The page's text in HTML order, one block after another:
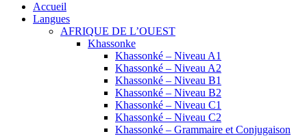
Accueil
Langues
AFRIQUE DE L’OUEST
Khassonke
Khassonké – Niveau A1
Khassonké – Niveau A2
Khassonké – Niveau B1
Khassonké – Niveau B2
Khassonké – Niveau C1
Khassonké – Niveau C2
Khassonké – Grammaire et Conjugaison